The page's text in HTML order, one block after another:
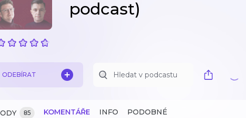
podcast)
ODEBÍRAT
85 KOMENTÁŘE INFO PODOBNÉ